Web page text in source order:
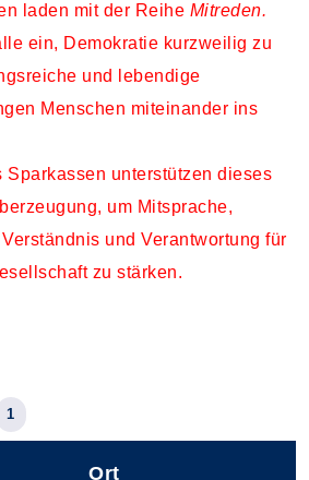
laden mit der Reihe Mitreden.
ein, Demokratie kurzweilig zu
und lebendige
Menschen miteinander ins
unterstützen dieses
um Mitsprache,
und Verantwortung für
zu stärken.
1
Ort